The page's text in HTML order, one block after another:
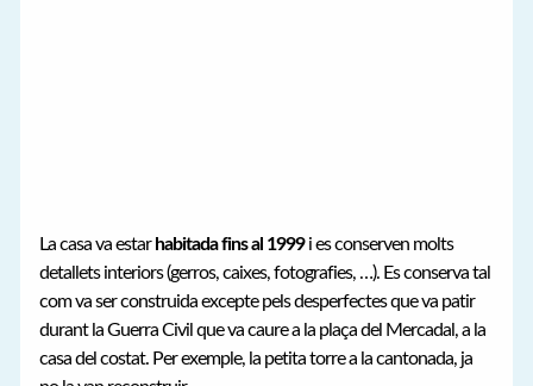
La casa va estar habitada fins al 1999i es conserven molts
detallets interiors (gerros, caixes, fotografies, …). Es conserva tal
com va ser construida excepte pels desperfectes que va patir
durant la Guerra Civil que va caure a la plaça del Mercadal, a la
casa del costat. Per exemple, la petita torre a la cantonada, ja